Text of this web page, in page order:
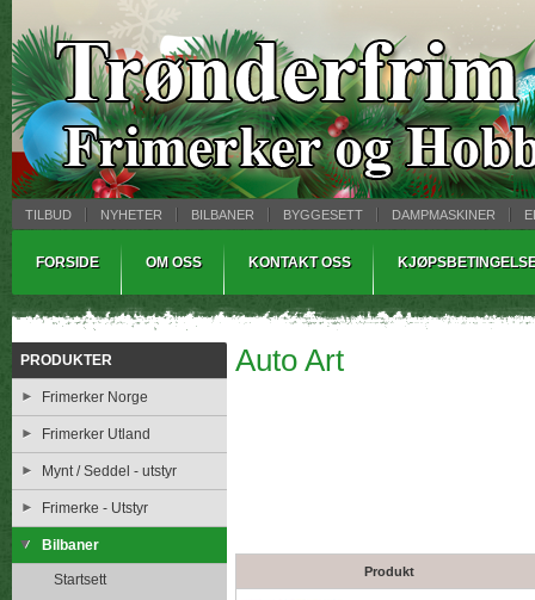
TILBUD NYHETER BILBANER BYGGESETT DAMPMASKINER
FORSIDE OM OSS KONTAKT OSS
PRODUKTER
Frimerker Norge
Frimerker Utland
Mynt / Seddel - utstyr
Frimerke - Utstyr
Bilbaner
Startsett
Auto Art
Produkt